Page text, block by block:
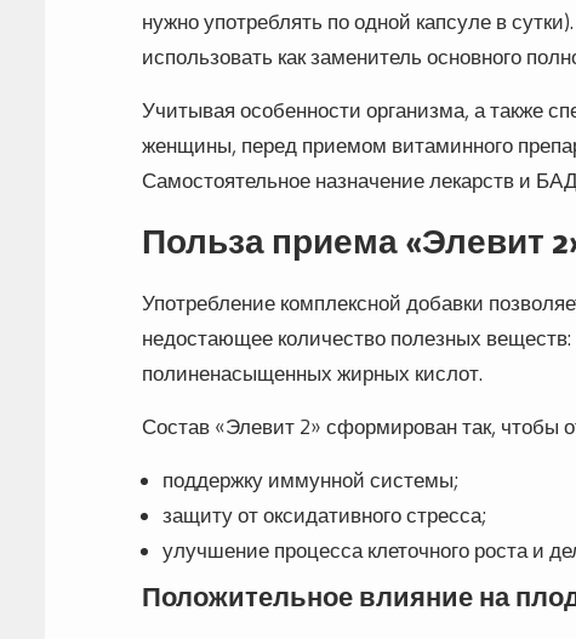
нужно употреблять по одной капсуле в
использовать как заменитель основного
Учитывая особенности организма, а также
женщины, перед приемом витаминного
Самостоятельное назначение лекарств и
Польза приема «Элевит
Употребление комплексной добавки
недостающее количество полезных
полиненасыщенных жирных кислот.
Состав «Элевит 2» сформирован так, чтобы
поддержку иммунной системы;
защиту от оксидативного стресса;
улучшение процесса клеточного роста и
Положительное влияние на